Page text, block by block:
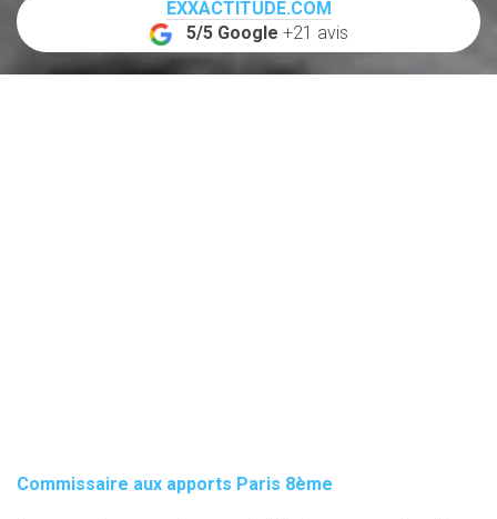
EXXACTITUDE.COM
5/5 Google +21 avis
Commissaire aux apports Paris 8ème